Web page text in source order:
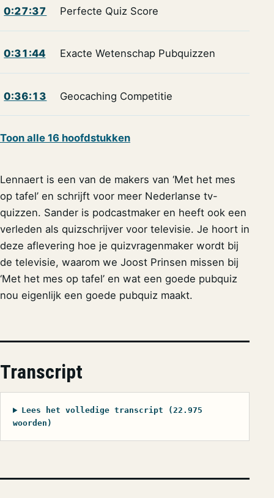
0:27:37 Perfecte Quiz Score
0:31:44 Exacte Wetenschap Pubquizzen
0:36:13 Geocaching Competitie
Toon alle 16 hoofdstukken
Lennaert is een van de makers van ‘Met het mes
op tafel’ en schrijft voor meer Nederlanse tv-
quizzen. Sander is podcastmaker en heeft ook een
verleden als quizschrijver voor televisie. Je hoort in
deze aflevering hoe je quizvragenmaker wordt bij
de televisie, waarom we Joost Prinsen missen bij
‘Met het mes op tafel’ en wat een goede pubquiz
nou eigenlijk een goede pubquiz maakt.
Transcript
Lees het volledige transcript (22.975
woorden)